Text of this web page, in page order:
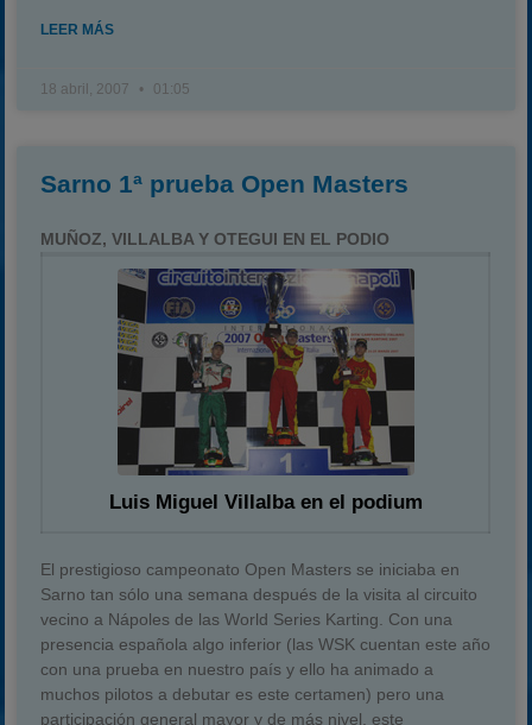
LEER MÁS
18 abril, 2007 01:05
Sarno 1ª prueba Open Masters
MUÑOZ, VILLALBA Y OTEGUI EN EL PODIO
Luis Miguel Villalba en el podium
El prestigioso campeonato Open Masters se iniciaba en
Sarno tan sólo una semana después de la visita al circuito
vecino a Nápoles de las World Series Karting. Con una
presencia española algo inferior (las WSK cuentan este año
con una prueba en nuestro país y ello ha animado a
muchos pilotos a debutar es este certamen) pero una
participación general mayor y de más nivel, este